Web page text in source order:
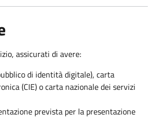
assicurati di avere:
di identità digitale), carta
(CIE) o carta nazionale dei servizi
prevista per la presentazione